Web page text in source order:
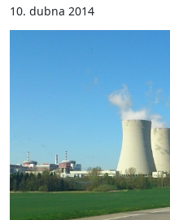
10. dubna 2014